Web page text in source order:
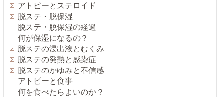
アトピーとステロイド
脱ステ・脱保湿
脱ステ・脱保湿の経過
何が保湿になるの？
脱ステの浸出液とむくみ
脱ステの発熱と感染症
脱ステのかゆみと不信感
アトピーと食事
何を食べたらよいのか？